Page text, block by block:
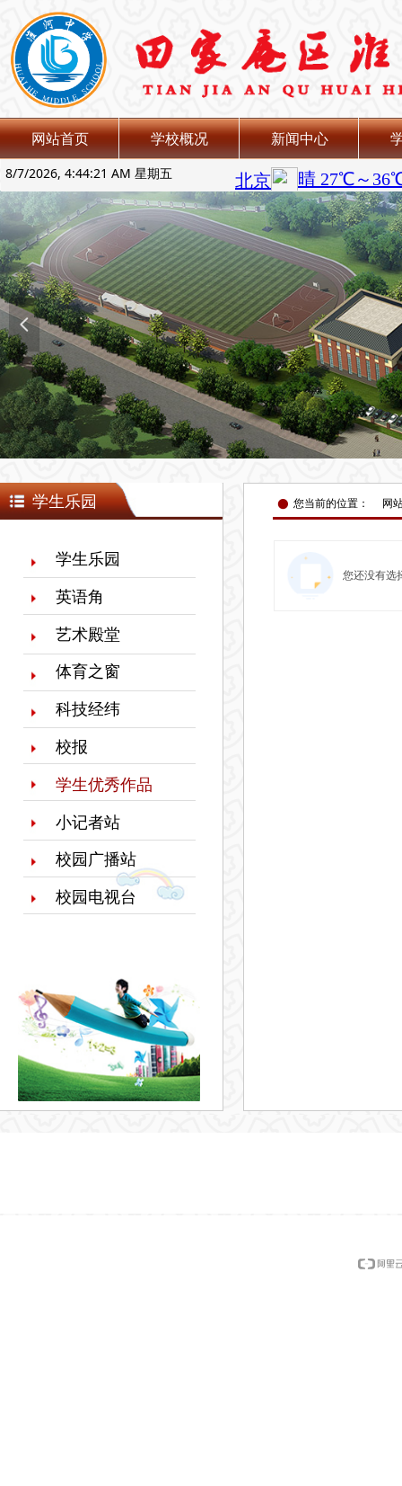
8/7/2026, 4:44:22 AM 星期五
网站首页 学校概况 新闻中心
넳
学生乐园
学生乐园
英语角
艺术殿堂
体育之窗
科技经纬
校报
学生优秀作品
小记者站
校园广播站
校园电视台
넸您当前的位置： 网
您还没有选